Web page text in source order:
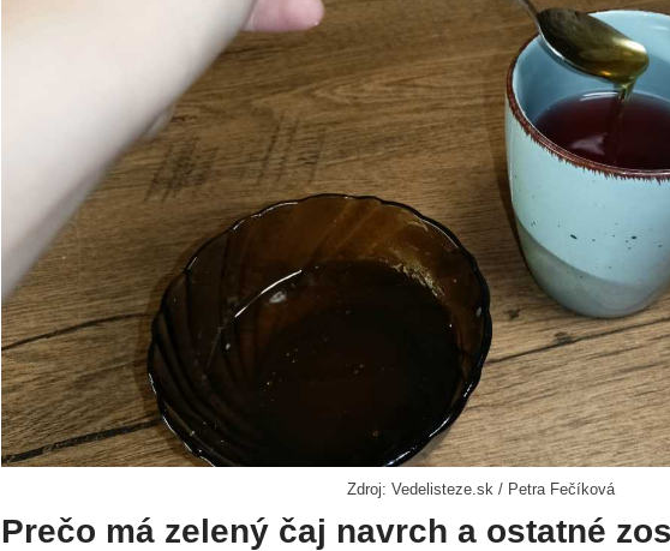
Zdroj: Vedelisteze.sk / Petra Fečíková
Prečo má zelený čaj navrch a ostatné